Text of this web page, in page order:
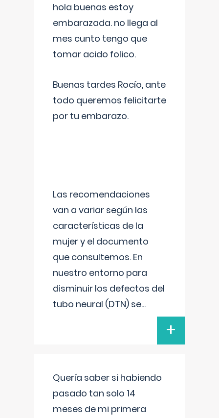
hola buenas estoy
embarazada. no llega al
mes cunto tengo que
tomar acido folico.
Buenas tardes Rocío, ante
todo queremos felicitarte
por tu embarazo.
Las recomendaciones
van a variar según las
características de la
mujer y el documento
que consultemos. En
nuestro entorno para
disminuir los defectos del
tubo neural (DTN) se...
+
Quería saber si habiendo
pasado tan solo 14
meses de mi primera